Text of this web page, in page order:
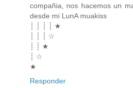
compañia, nos hacemos un
desde mi LunA muakiss
┊ ┊ ┊ ┊ ★
┊ ┊ ┊ ☆
┊ ┊ ★
┊ ☆
★
Responder